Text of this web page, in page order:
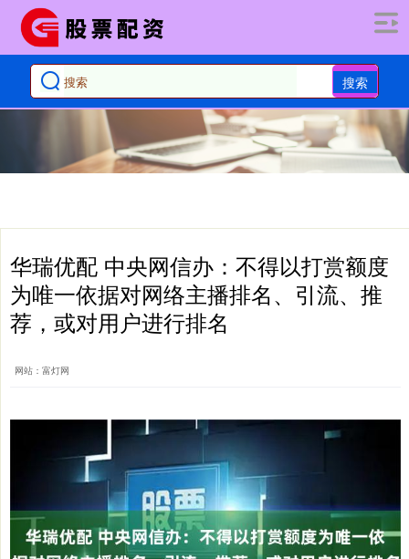
搜索
华瑞优配 中央网信办：不得以打赏额度
为唯一依据对网络主播排名、引流、推
荐，或对用户进行排名
网站：富灯网